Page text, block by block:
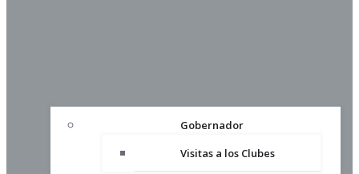
Gobernador
Visitas a los Clubes